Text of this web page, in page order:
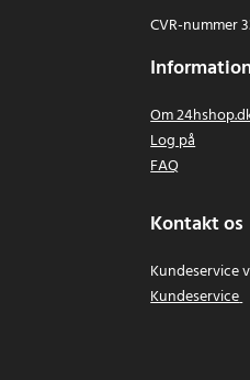
CVR-nummer
Information
Om
Log på
FAQ
Kontakt os
Kundeservice
Kundeservice